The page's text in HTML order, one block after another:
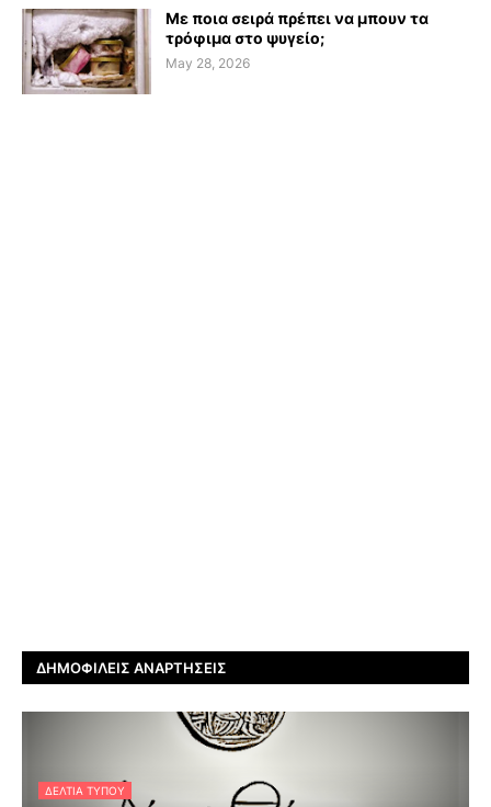
Με ποια σειρά πρέπει να μπουν τα
τρόφιμα στο ψυγείο;
May 28, 2026
ΔΗΜΟΦΙΛΕΊΣ ΑΝΑΡΤΉΣΕΙΣ
ΔΕΛΤΊΑ ΤΎΠΟΥ